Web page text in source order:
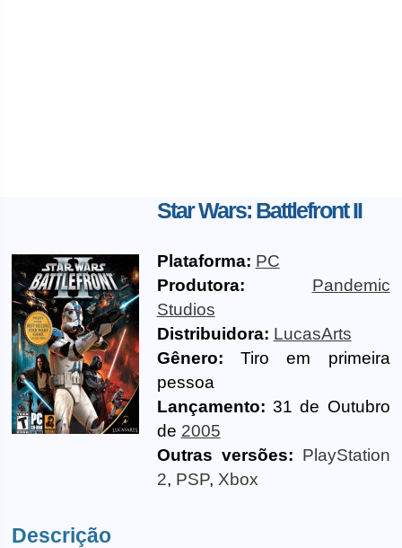
Star Wars: Battlefront II
Plataforma: PC
Produtora:
Pandemic
Studios
Distribuidora: LucasArts
Gênero:
Tiro em primeira
pessoa
Lançamento: 31 de Outubro
de 2005
Outras versões: PlayStation
2, PSP, Xbox
Descrição